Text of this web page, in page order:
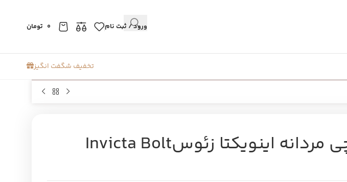
ورود / ثبت نام 0 تومان
تخفیف شگفت انگیز
ساعت مچی مردانه اینویکتا زئوسInvicta Bolt